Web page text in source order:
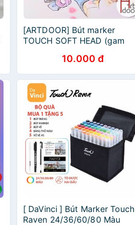
[ARTDOOR] Bút marker
TOUCH SOFT HEAD (gam
10.000 đ
[ DaVinci ] Bút Marker Touch
Raven 24/36/60/80 Màu